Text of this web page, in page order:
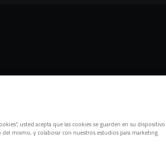
usted acepta que las cookies se guarden en su
del mismo, y colaborar con nuestros estudios para marketing.